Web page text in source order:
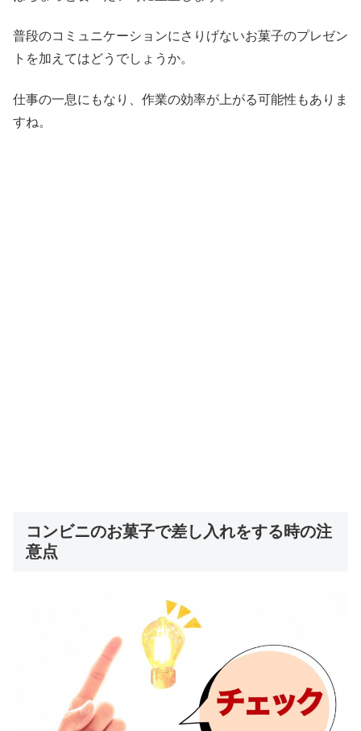
普段のコミュニケーションにさりげないお菓子のプレゼン
トを加えてはどうでしょうか。
仕事の一息にもなり、作業の効率が上がる可能性もありま
すね。
コンビニのお菓子で差し入れをする時の注
意点